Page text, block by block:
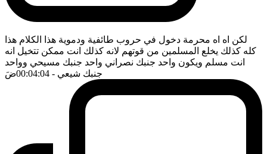
لكن اه اه محرمة دخول في حروب طائفية ودموية هذا الكلام هذا
كله كذلك يخلع المسلمين من قوتهم لانه كذلك انت ممكن تتخيل انه
انت مسلم ويكون واحد جنبك نصراني واحد جنبك مسيحي وواحد
جنبك شيعي - 00:04:04 ضَ